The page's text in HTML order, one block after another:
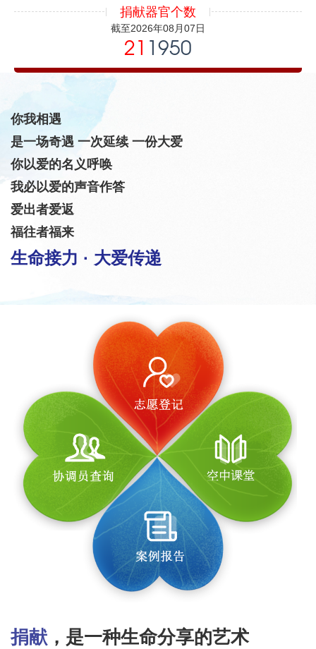
捐献器官个数
截至2026年08月07日
21 1950
你我相遇
是一场奇遇 一次延续 一份大爱
你以爱的名义呼唤
我必以爱的声音作答
爱出者爱返
福往者福来
生命接力 · 大爱传递
捐献 ，是一种生命分享的艺术